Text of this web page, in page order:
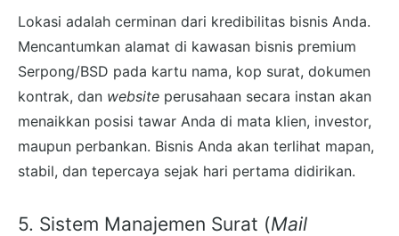
Lokasi adalah cerminan dari kredibilitas bisnis Anda.
Mencantumkan alamat di kawasan bisnis premium
Serpong/BSD pada kartu nama, kop surat, dokumen
kontrak, dan website perusahaan secara instan akan
menaikkan posisi tawar Anda di mata klien, investor,
maupun perbankan. Bisnis Anda akan terlihat mapan,
stabil, dan tepercaya sejak hari pertama didirikan.
5. Sistem Manajemen Surat (Mail